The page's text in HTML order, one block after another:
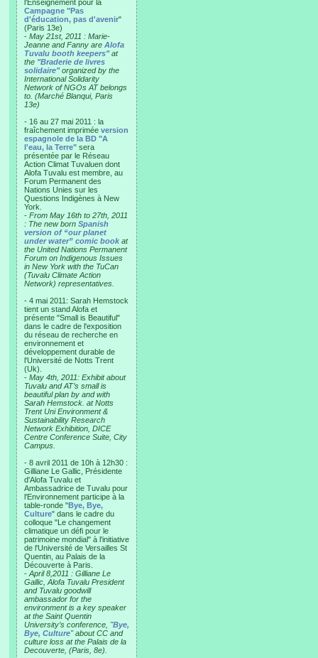
l'Enseignement pour la
Campagne "Pas
d'éducation, pas d'avenir"
(Paris 13e)
- May 21st, 2011 : Marie-
Jeanne and Fanny are Alofa
Tuvalu booth keepers"at
the "Braderie de livres
solidaire"organized by the
International Solidarity
Network of NGOs AT belongs
to. (Marché Blanqui, Paris
13e)
- 16 au 27 mai 2011 : la
fraîchement imprimée version
espagnole de la BD "A
l'eau, la Terre" sera
présentée par le Réseau
Action Climat Tuvaluen dont
Alofa Tuvalu est membre, au
Forum Permanent des
Nations Unies sur les
Questions Indigènes à New
York.
- From May 16th to 27th, 2011
: The new born Spanish
version of “our planet
under water” comic book at
the United Nations Permanent
Forum on Indigenous Issues
in New York with the TuCan
(Tuvalu Climate Action
Network) representatives.
- 4 mai 2011: Sarah Hemstock
tient un stand Alofa et
présente "Small is Beautiful"
dans le cadre de l'exposition
du réseau de recherche en
environnement et
développement durable de
l'Université de Notts Trent
(Uk).
- May 4th, 2011: Exhibit about
Tuvalu and AT’s small is
beautiful plan by and with
Sarah Hemstock. at Notts
Trent Uni Environment &
Sustainability Research
Network Exhibition, DICE
Centre Conference Suite, City
Campus.
- 8 avril 2011 de 10h à 12h30 :
Gilliane Le Gallic, Présidente
d'Alofa Tuvalu et
Ambassadrice de Tuvalu pour
l'Environnement participe à la
table-ronde "Bye, Bye,
Culture" dans le cadre du
colloque "Le changement
climatique un défi pour le
patrimoine mondial" à l'initiative
de l'Université de Versailles St
Quentin, au Palais de la
Découverte à Paris.
- April 8,2011 : Gilliane Le
Gallic, Alofa Tuvalu President
and Tuvalu goodwill
ambassador for the
environment is a key speaker
at the Saint Quentin
University’s conference, "Bye,
Bye, Culture" about CC and
culture loss at the Palais de la
Decouverte, (Paris, 8e).